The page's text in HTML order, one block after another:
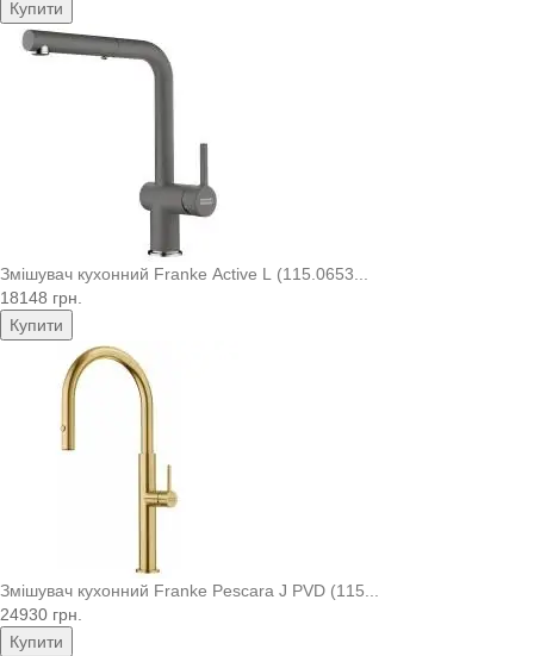
Купити
Змішувач кухонний Franke Active L (115.0653...
18148 грн.
Купити
Змішувач кухонний Franke Pescara J PVD (115...
24930 грн.
Купити